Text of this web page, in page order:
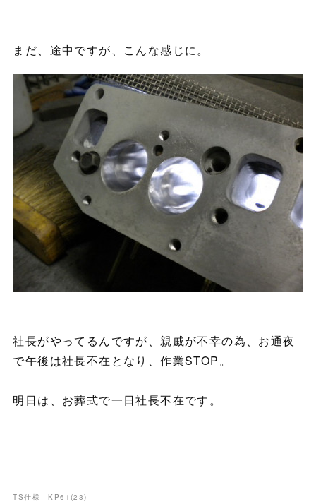
まだ、途中ですが、こんな感じに。
社長がやってるんですが、親戚が不幸の為、お通夜
で午後は社長不在となり、作業STOP。
明日は、お葬式で一日社長不在です。
TS仕様 KP61 (23)